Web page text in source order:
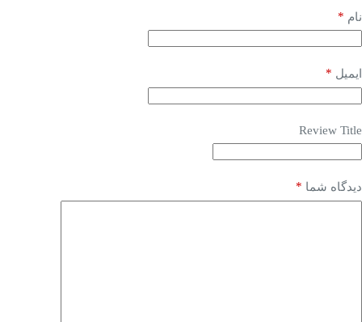
نام *
ایمیل *
Review Title
دیدگاه شما *